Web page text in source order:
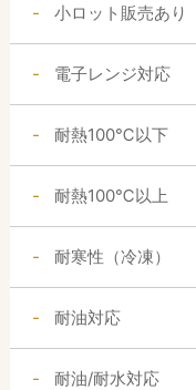
小ロット販売あり
電子レンジ対応
耐熱100℃以下
耐熱100℃以上
耐寒性（冷凍）
耐油対応
耐油/耐水対応